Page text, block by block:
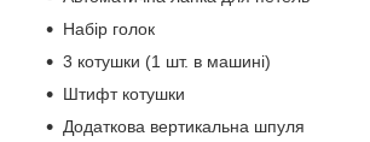
Набір голок
3 котушки (1 шт. в машині)
Штифт котушки
Додаткова вертикальна шпуля